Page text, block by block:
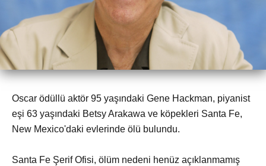
Oscar ödüllü aktör 95 yaşındaki Gene Hackman, piyanist
eşi 63 yaşındaki Betsy Arakawa ve köpekleri Santa Fe,
New Mexico'daki evlerinde ölü bulundu.
Santa Fe Şerif Ofisi, ölüm nedeni henüz açıklanmamış